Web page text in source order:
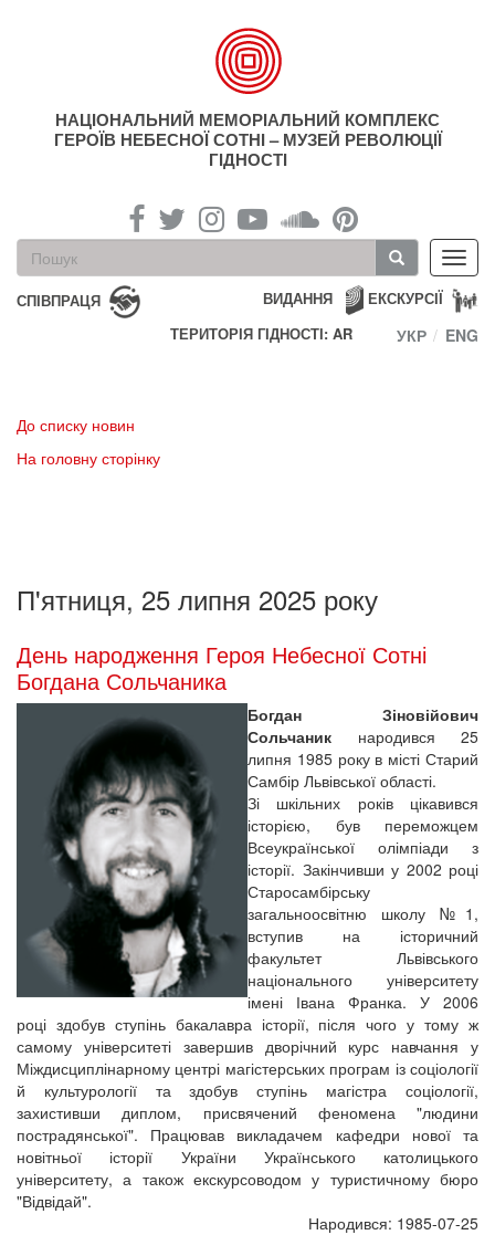
НАЦІОНАЛЬНИЙ МЕМОРІАЛЬНИЙ КОМПЛЕКС
ГЕРОЇВ НЕБЕСНОЇ СОТНІ – МУЗЕЙ РЕВОЛЮЦІЇ
ГІДНОСТІ
Пошукова
форма
Пошук
СПІВПРАЦЯ ЕКСКУРСІЇ
ВИДАННЯ
ТЕРИТОРІЯ ГІДНОСТІ: AR
УКР ENG
До списку новин
На головну сторінку
П'ятниця, 25 липня 2025 року
День народження Героя Небесної Сотні
Богдана Сольчаника
Богдан Зіновійович
Сольчаник народився 25
липня 1985 року в місті Старий
Самбір Львівської області.
Зі шкільних років цікавився
історією, був переможцем
Всеукраїнської олімпіади з
історії. Закінчивши у 2002 році
Старосамбірську
загальноосвітню школу №1,
вступив на історичний
факультет Львівського
національного університету
імені Івана Франка. У 2006
році здобув ступінь бакалавра історії, після чого у тому ж
самому університеті завершив дворічний курс навчання у
Міждисциплінарному центрі магістерських програм із соціології
й культурології та здобув ступінь магістра соціології,
захистивши диплом, присвячений феномена "людини
пострадянської". Працював викладачем кафедри нової та
новітньої історії України Українського католицького
університету, а також екскурсоводом у туристичному бюро
"Відвідай".
Народився: 1985-07-25